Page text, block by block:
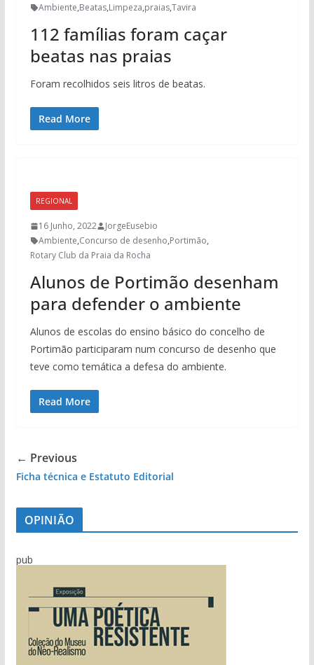
Ambiente,Beatas,Limpeza,praias,Tavira
112 famílias foram caçar
beatas nas praias
Foram recolhidos seis litros de beatas.
Read More
REGIONAL
16 Junho, 2022
JorgeEusebio
Ambiente,Concurso de desenho,Portimão,
Rotary Club da Praia da Rocha
Alunos de Portimão desenham
para defender o ambiente
Alunos de escolas do ensino básico do concelho de
Portimão participaram num concurso de desenho que
teve como temática a defesa do ambiente.
Read More
← Previous
Ficha técnica e Estatuto Editorial
OPINIÃO
pub